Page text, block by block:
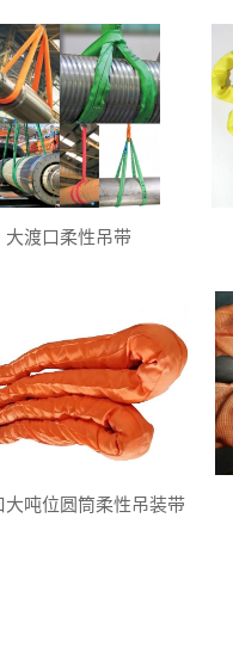
大渡口柔性吊带
大吨位圆筒柔性吊装带